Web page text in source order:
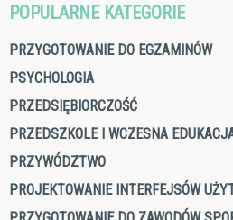
POPULARNE KATEGORIE
PRZYGOTOWANIE DO EGZAMINÓW
PSYCHOLOGIA
PRZEDSIĘBIORCZOŚĆ
PRZEDSZKOLE I WCZESNA
PRZYWÓDZTWO
PROJEKTOWANIE INTERFEJSÓW